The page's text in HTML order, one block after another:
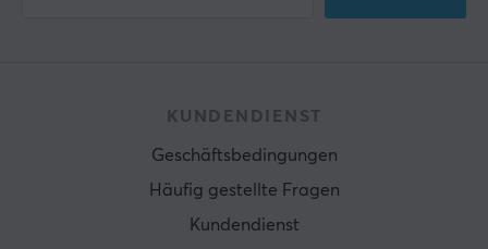
KUNDENDIENST
Geschäftsbedingungen
Häufig gestellte Fragen
Kundendienst